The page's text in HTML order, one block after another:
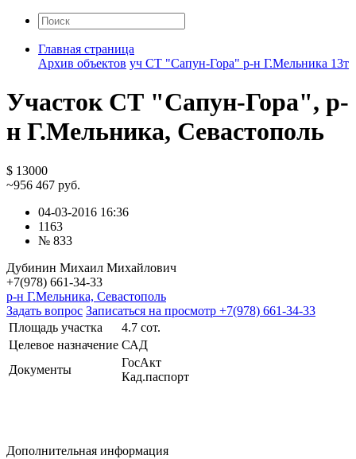
Главная страница
Архив объектов уч СТ "Сапун-Гора" р-н Г.Мельника 13т
Участок СТ "Сапун-Гора", р-
н Г.Мельника, Севастополь
$ 13000
~956 467 руб.
04-03-2016 16:36
1163
№ 833
Дубинин Михаил Михайлович
+7(978) 661-34-33
р-н Г.Мельника, Севастополь
Задать вопрос Записаться на просмотр +7(978) 661-34-33
Площадь участка
4.7 сот.
Целевое назначение САД
Документы
ГосАкт
Кад.паспорт
Дополнительная информация